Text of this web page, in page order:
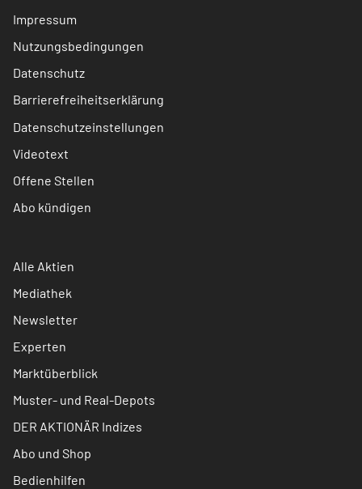
Impressum
Nutzungsbedingungen
Datenschutz
Barrierefreiheitserklärung
Datenschutzeinstellungen
Videotext
Offene Stellen
Abo kündigen
Alle Aktien
Mediathek
Newsletter
Experten
Marktüberblick
Muster- und Real-Depots
DER AKTIONÄR Indizes
Abo und Shop
Bedienhilfen